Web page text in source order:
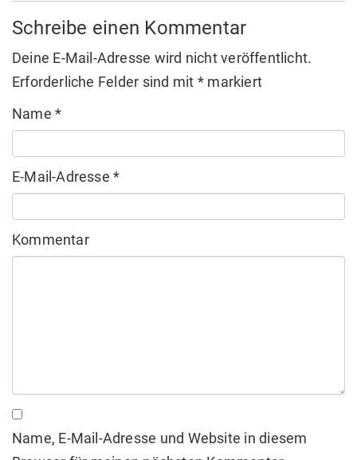
Schreibe einen Kommentar
Deine E-Mail-Adresse wird nicht veröffentlicht.
Erforderliche Felder sind mit * markiert
Name*
E-Mail-Adresse*
Kommentar
Name, E-Mail-Adresse und Website in diesem